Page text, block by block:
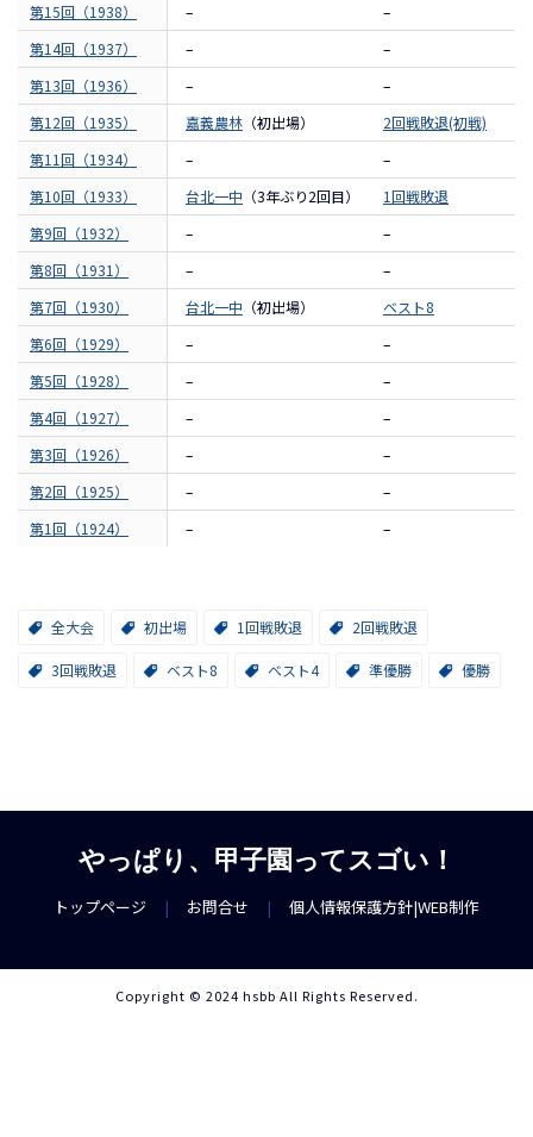
第15回（1938）
–
–
第14回（1937）
–
–
第13回（1936）
–
–
第12回（1935）
嘉義農林 （初出場）
2回戦敗退(初戦)
第11回（1934）
–
–
第10回（1933）
台北一中 （3年ぶり2回目）
1回戦敗退
第9回（1932）
–
–
第8回（1931）
–
–
第7回（1930）
台北一中 （初出場）
ベスト8
第6回（1929）
–
–
第5回（1928）
–
–
第4回（1927）
–
–
第3回（1926）
–
–
第2回（1925）
–
–
第1回（1924）
– –
全大会 初出場 1回戦敗退 2回戦敗退
3回戦敗退 ベスト8 ベスト4 準優勝 優勝
やっぱり、甲子園ってスゴい！
トップページ | お問合せ | 個人情報保護方針|WEB制作
Copyright © 2024 hsbb All Rights Reserved.